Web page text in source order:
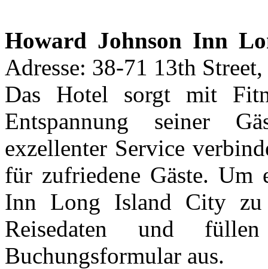
Howard Johnson Inn
Adresse: 38-71 13th
Das Hotel sorgt mit
Entspannung seiner
exzellenter Service
für zufriedene Gäste. Um
Inn Long Island City zu
Reisedaten und
Buchungsformular aus.